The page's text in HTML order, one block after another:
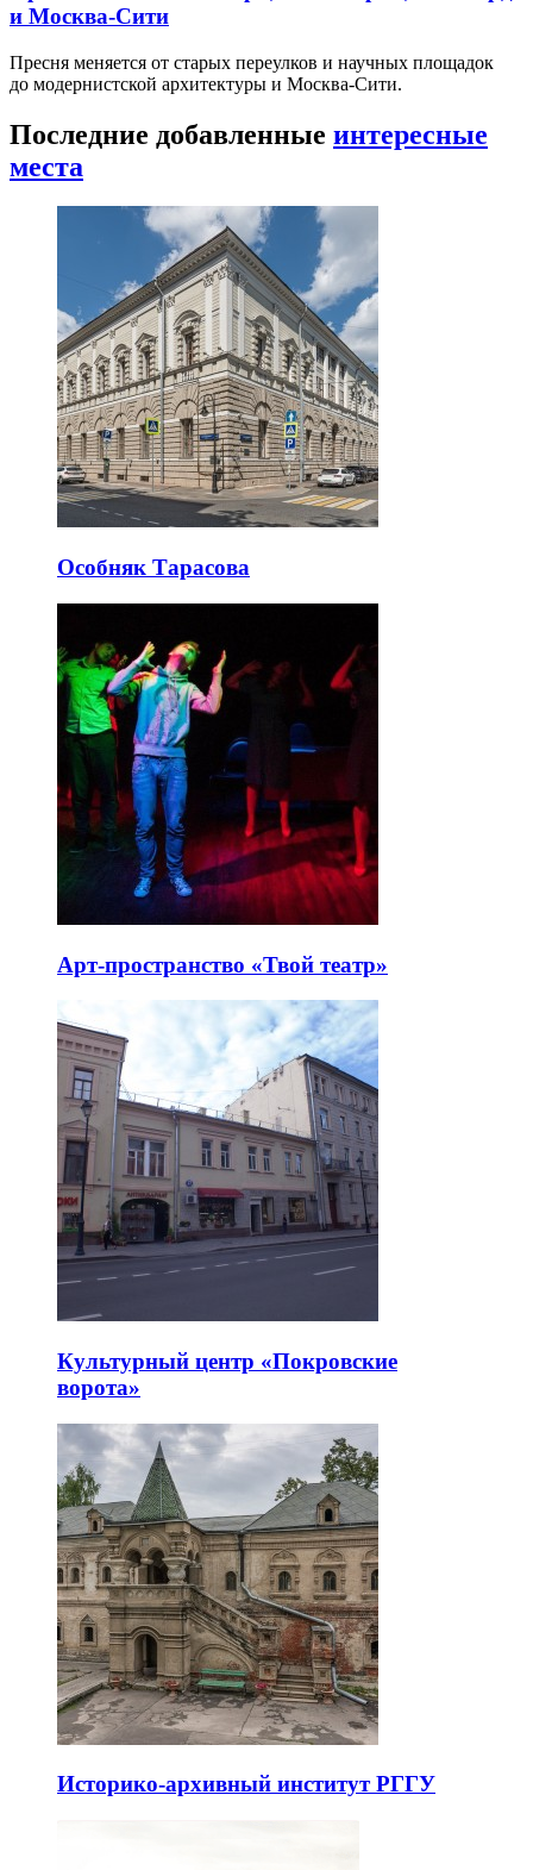
и Москва-Сити
Пресня меняется от старых переулков и научных площадок
до модернистской архитектуры и Москва-Сити.
Последние добавленные интересные
места
Особняк Тарасова
Арт-пространство «Твой театр»
Культурный центр «Покровские
ворота»
Историко-архивный институт РГГУ